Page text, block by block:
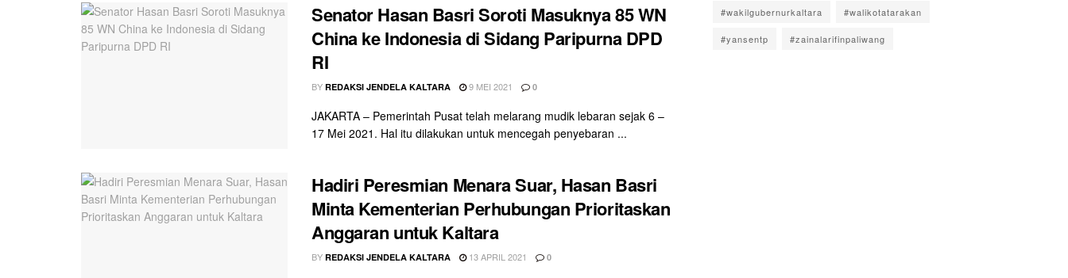
Senator Hasan Basri Soroti Masuknya 85 WN
China ke Indonesia di Sidang Paripurna DPD
RI
BY REDAKSI JENDELA KALTARA 9 MEI 2021 0
JAKARTA – Pemerintah Pusat telah melarang mudik lebaran sejak 6 –
17 Mei 2021. Hal itu dilakukan untuk mencegah penyebaran ...
Hadiri Peresmian Menara Suar, Hasan Basri
Minta Kementerian Perhubungan Prioritaskan
Anggaran untuk Kaltara
BY REDAKSI JENDELA KALTARA 13 APRIL 2021 0
#wakilgubernurkaltara #walikotatarakan
#yansentp #zainalarifinpaliwang